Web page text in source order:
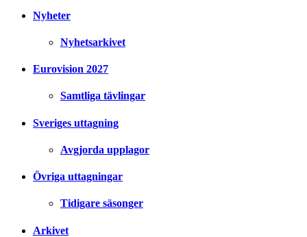
Nyheter
Nyhetsarkivet
Eurovision 2027
Samtliga tävlingar
Sveriges uttagning
Avgjorda upplagor
Övriga uttagningar
Tidigare säsonger
Arkivet